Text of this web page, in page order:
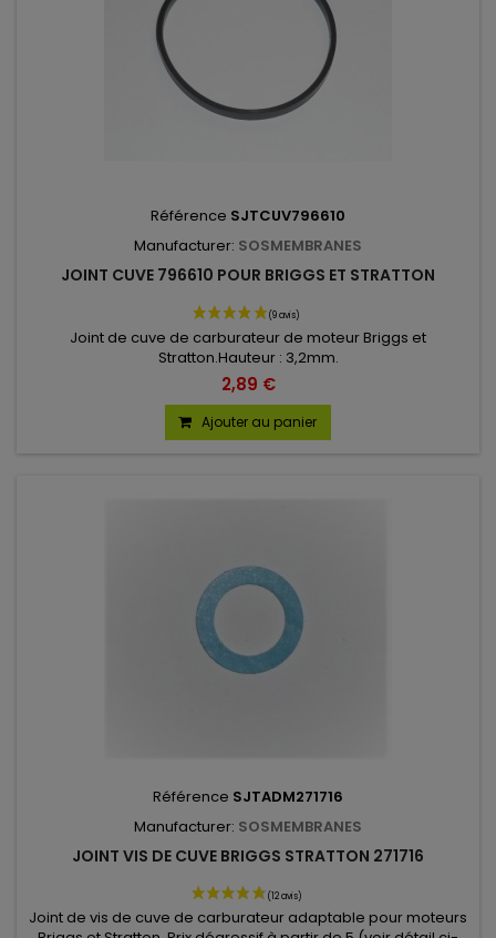
Référence SJTCUV796610
Manufacturer: SOSMEMBRANES
JOINT CUVE 796610 POUR BRIGGS ET STRATTON
Joint de cuve de carburateur de moteur Briggs et
Stratton.Hauteur : 3,2mm.
2,89 €
Ajouter au panier
Référence SJTADM271716
Manufacturer: SOSMEMBRANES
JOINT VIS DE CUVE BRIGGS STRATTON 271716
Joint de vis de cuve de carburateur adaptable pour moteurs